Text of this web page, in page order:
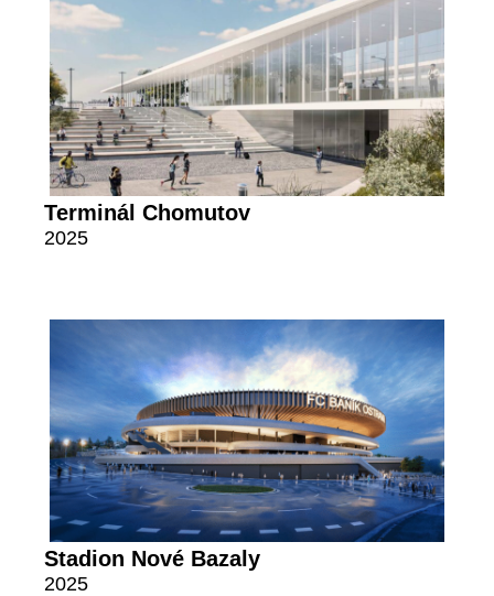
Terminál Chomutov
2025
Stadion Nové Bazaly
2025